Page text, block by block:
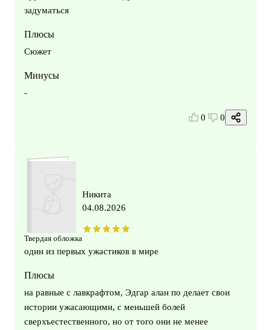
задуматься
Плюсы
Сюжет
Минусы
-
0 0
Твердая обложка
Никита
04.08.2026
один из первых ужастиков в мире
Плюсы
на равные с лавкрафтом, Эдгар алан по делает свои
истории ужасающими, с меньшей болей
сверхъестественного, но от того они не менее